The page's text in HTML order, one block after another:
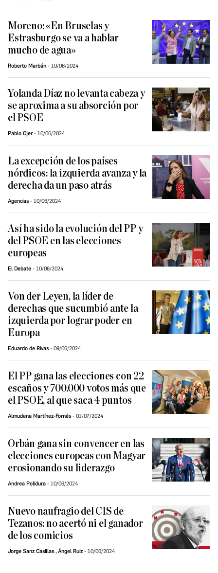
Moreno: «En Bruselas y
Estrasburgo se va a hablar
mucho de agua»
Roberto Marbán 10/06/2024
Yolanda Díaz no levanta cabeza y
se aproxima a su absorción por
el PSOE
Pablo Ojer 10/06/2024
La excepción de los países
nórdicos: la izquierda avanza y la
derecha da un paso atrás
Agencias 10/06/2024
Así ha sido la evolución del PP y
del PSOE en las elecciones
europeas
El Debate 10/06/2024
Von der Leyen, la líder de
derechas que sucumbió ante la
izquierda por lograr poder en
Europa
Eduardo de Rivas 09/06/2024
El PP gana las elecciones con 22
escaños y 700.000 votos más que
el PSOE, al que saca 4 puntos
Almudena Martínez-Fornés 01/07/2024
Orbán gana sin convencer en las
elecciones europeas con Magyar
erosionando su liderazgo
Andrea Polidura 10/06/2024
Nuevo naufragio del CIS de
Tezanos: no acertó ni el ganador
de los comicios
Jorge Sanz Casillas,Ángel Ruiz 10/06/2024